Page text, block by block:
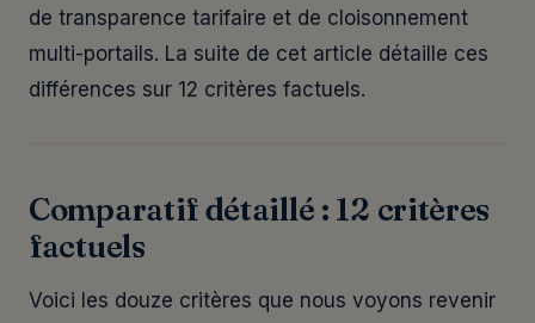
de transparence tarifaire et de cloisonnement
multi-portails. La suite de cet article détaille ces
différences sur 12 critères factuels.
Comparatif détaillé : 12 critères
factuels
Voici les douze critères que nous voyons revenir